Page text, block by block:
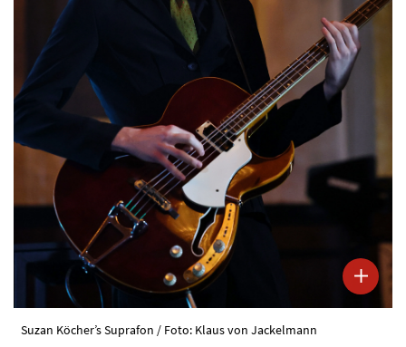
Suzan Köcher’s Suprafon / Foto: Klaus von Jackelmann